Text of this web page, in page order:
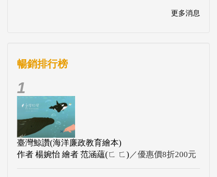
更多消息
暢銷排行榜
1
臺灣鯨讚(海洋廉政教育繪本)
作者 楊婉怡 繪者 范涵蘊(ㄈ ㄈ) ／優惠價8折200元